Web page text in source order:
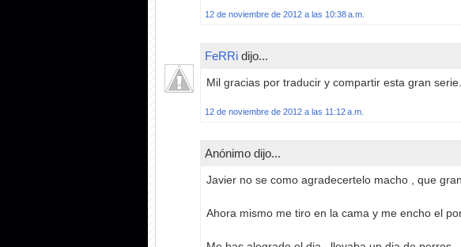
12 de noviembre de 2012 a las 10:38 a.m.
FeRRi dijo...
Mil gracias por traducir y compartir esta gran serie.
12 de noviembre de 2012 a las 11:12 a.m.
Anónimo dijo...
Javier no se como agradecertelo macho , que
Ahora mismo me tiro en la cama y me encho el